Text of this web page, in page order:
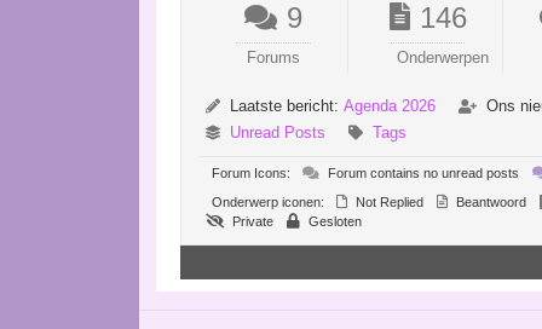
9
Forums
146
Onderwerpen
Laatste bericht: Agenda 2026
Ons
Unread Posts
Tags
Forum Icons:
Forum contains no unread posts
Onderwerp iconen:
Not Replied
Beantwoord
Private
Gesloten